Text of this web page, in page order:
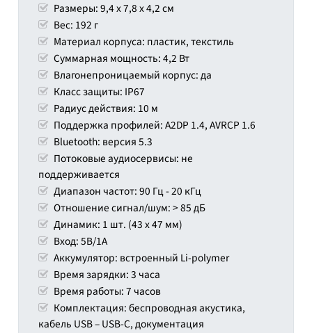
Размеры: 9,4 x 7,8 x 4,2 см
Вес: 192 г
Материал корпуса: пластик, текстиль
Суммарная мощность: 4,2 Вт
Влагонепроницаемый корпус: да
Класс защиты: IP67
Радиус действия: 10 м
Поддержка профилей: A2DP 1.4, AVRCP 1.6
Bluetooth: версия 5.3
Потоковые аудиосервисы: не
поддерживается
Диапазон частот: 90 Гц - 20 кГц
Отношение сигнал/шум: > 85 дБ
Динамик: 1 шт. (43 х 47 мм)
Вход: 5В/1А
Аккумулятор: встроенный Li-polymer
Время зарядки: 3 часа
Время работы: 7 часов
Комплектация: беспроводная акустика,
кабель USB – USB-C, документация